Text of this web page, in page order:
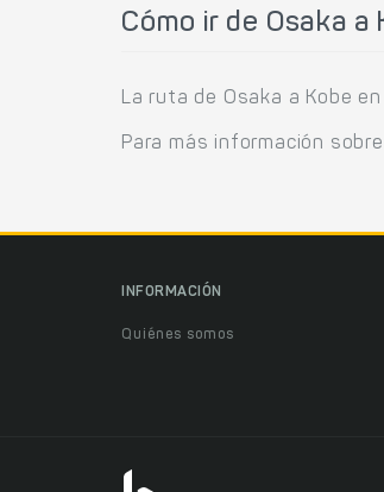
Cómo ir de Osaka a
La ruta de Osaka a Kobe
Para más información
INFORMACIÓN
Quiénes somos